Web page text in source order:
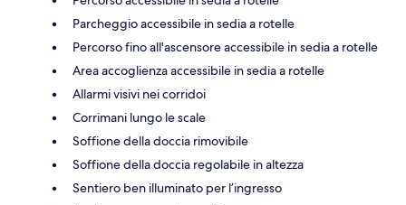
Parcheggio accessibile in sedia a rotelle
Percorso fino all'ascensore accessibile in sedia a rotelle
Area accoglienza accessibile in sedia a rotelle
Allarmi visivi nei corridoi
Corrimani lungo le scale
Soffione della doccia rimovibile
Soffione della doccia regolabile in altezza
Sentiero ben illuminato per l’ingresso